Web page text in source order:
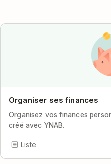
Organiser ses finances
Organisez vos finances
créé avec YNAB.
Liste